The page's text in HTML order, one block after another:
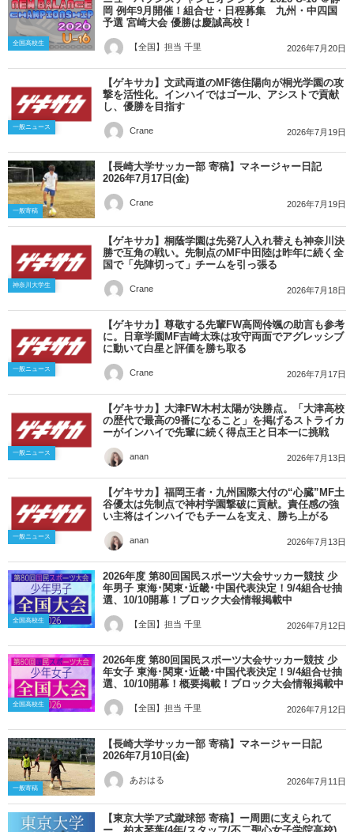
全国高校生
岡 例年9月開催！組合せ・日程募集 九州・中四国
予選 宮崎大会 優勝は慶誠高校！
【全国】担当 千里 2026年7月20日
一般ニュース
【ゲキサカ】文武両道のMF徳住陽向が桐光学園の攻
撃を活性化。インハイではゴール、アシストで貢献
し、優勝を目指す
Crane 2026年7月19日
一般寄稿
【長崎大学サッカー部 寄稿】マネージャー日記
2026年7月17日(金)
Crane 2026年7月19日
神奈川大学生
【ゲキサカ】桐蔭学園は先発7人入れ替えも神奈川決
勝で互角の戦い。先制点のMF中田陸は昨年に続く全
国で「先陣切って」チームを引っ張る
Crane 2026年7月18日
一般ニュース
【ゲキサカ】尊敬する先輩FW高岡伶颯の助言も参考
に。日章学園MF吉崎太珠は攻守両面でアグレッシブ
に動いて白星と評価を勝ち取る
Crane 2026年7月17日
一般ニュース
【ゲキサカ】大津FW木村太陽が決勝点。「大津高校
の歴代で最高の9番になること」を掲げるストライカ
ーがインハイで先輩に続く得点王と日本一に挑戦
anan 2026年7月13日
一般ニュース
【ゲキサカ】福岡王者・九州国際大付の“心臓”MF土
谷優太は先制点で神村学園撃破に貢献。責任感の強
い主将はインハイでもチームを支え、勝ち上がる
anan 2026年7月13日
全国高校生
2026年度 第80回国民スポーツ大会サッカー競技 少
年男子 東海･関東･近畿･中国代表決定！9/4組合せ抽
選、10/10開幕！ブロック大会情報掲載中
【全国】担当 千里 2026年7月12日
全国高校生
2026年度 第80回国民スポーツ大会サッカー競技 少
年女子 東海･関東･近畿･中国代表決定！9/4組合せ抽
選、10/10開幕！概要掲載！ブロック大会情報掲載中
【全国】担当 千里 2026年7月12日
一般寄稿
【長崎大学サッカー部 寄稿】マネージャー日記
2026年7月10日(金)
あおはる 2026年7月11日
【東京大学ア式蹴球部 寄稿】ー周囲に支えられて